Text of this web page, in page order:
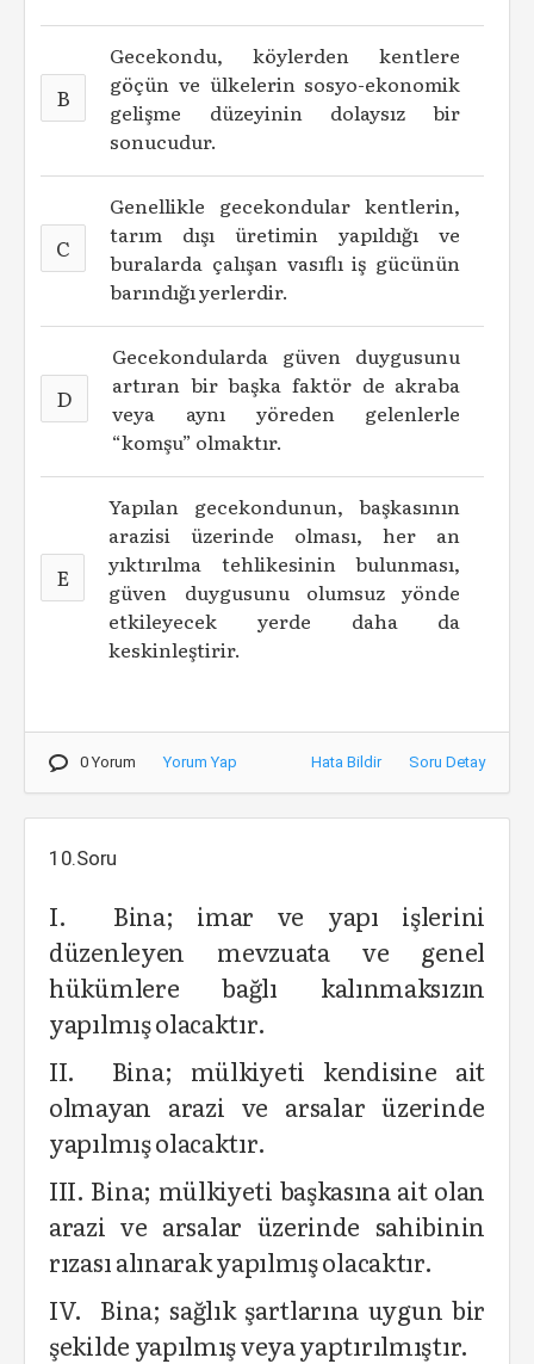
B
Gecekondu, köylerden kentlere
göçün ve ülkelerin sosyo-ekonomik
gelişme düzeyinin dolaysız bir
sonucudur.
C
Genellikle gecekondular kentlerin,
tarım dışı üretimin yapıldığı ve
buralarda çalışan vasıflı iş gücünün
barındığı yerlerdir.
D
Gecekondularda güven duygusunu
artıran bir başka faktör de akraba
veya aynı yöreden gelenlerle
“komşu” olmaktır.
E
Yapılan gecekondunun, başkasının
arazisi üzerinde olması, her an
yıktırılma tehlikesinin bulunması,
güven duygusunu olumsuz yönde
etkileyecek yerde daha da
keskinleştirir.
0 Yorum Yorum Yap Hata Bildir Soru Detay
10.Soru
I. Bina; imar ve yapı işlerini
düzenleyen mevzuata ve genel
hükümlere bağlı kalınmaksızın
yapılmış olacaktır.
II. Bina; mülkiyeti kendisine ait
olmayan arazi ve arsalar üzerinde
yapılmış olacaktır.
III. Bina; mülkiyeti başkasına ait olan
arazi ve arsalar üzerinde sahibinin
rızası alınarak yapılmış olacaktır.
IV. Bina; sağlık şartlarına uygun bir
şekilde yapılmış veya yaptırılmıştır.